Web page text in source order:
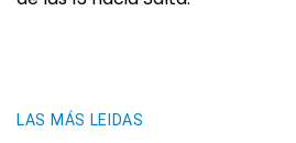
LAS MÁS LEIDAS